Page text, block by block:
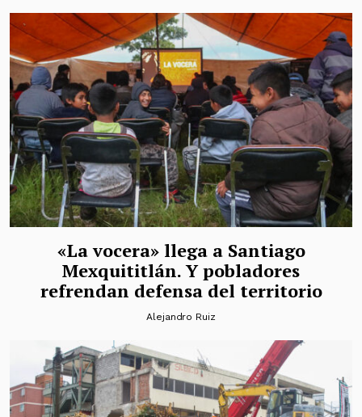
«La vocera» llega a Santiago
Mexquititlán. Y pobladores
refrendan defensa del territorio
Alejandro Ruiz